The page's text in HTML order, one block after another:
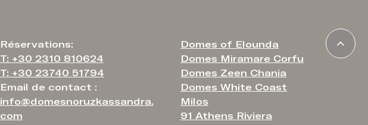
Réservations:
T: +30 2310 810624
T: +30 23740 51794
Email de contact :
info@domesnoruzkassandra.
com
Domes of Elounda
Domes Miramare Corfu
Domes Zeen Chania
Domes White Coast
Milos
91 Athens Riviera